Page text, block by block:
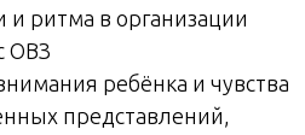
ритма в организации
ОВЗ
ребёнка и чувства
представлений,